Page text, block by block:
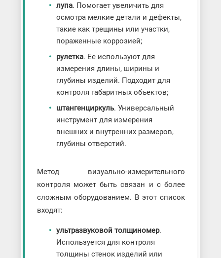
лупа. Помогает увеличить для
осмотра мелкие детали и дефекты,
такие как трещины или участки,
пораженные коррозией;
рулетка. Ее используют для
измерения длины, ширины и
глубины изделий. Подходит для
контроля габаритных объектов;
штангенциркуль. Универсальный
инструмент для измерения
внешних и внутренних размеров,
глубины отверстий.
Метод визуально-измерительного
контроля может быть связан и с более
сложным оборудованием. В этот список
входят:
ультразвуковой толщиномер.
Используется для контроля
толщины стенок изделий или